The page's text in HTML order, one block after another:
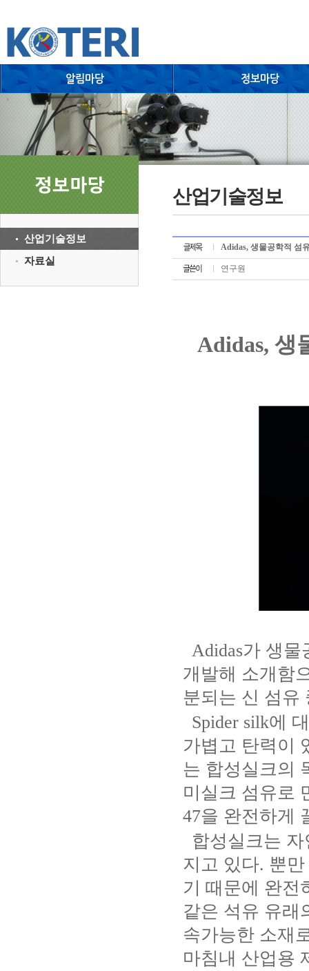
산업기술정보
자료실
산업기술정보
Adidas, 생물공학적 섬
연구원
Adidas, 생
Adidas가 생물
개발해 소개함
분되는 신 섬유
Spider silk에
가볍고 탄력이
는 합성실크의
미실크 섬유로
47을 완전하게
합성실크는
지고 있다. 뿐
기 때문에 완전
같은 석유 유래
속가능한 소재
마침내 산업용